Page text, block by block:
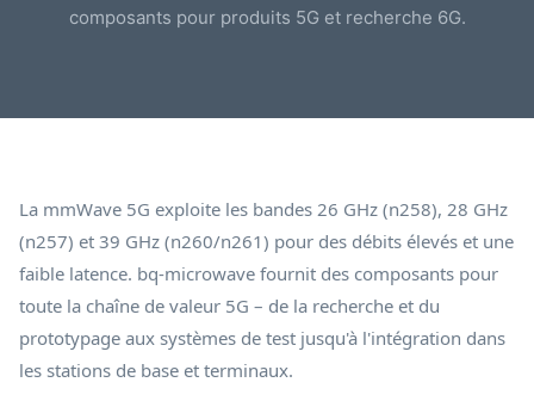
composants pour produits 5G et recherche 6G.
La mmWave 5G exploite les bandes 26 GHz (n258), 28 GHz
(n257) et 39 GHz (n260/n261) pour des débits élevés et une
faible latence. bq-microwave fournit des composants pour
toute la chaîne de valeur 5G – de la recherche et du
prototypage aux systèmes de test jusqu'à l'intégration dans
les stations de base et terminaux.